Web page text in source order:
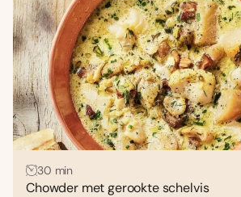
30 min
Chowder met gerookte schelvis